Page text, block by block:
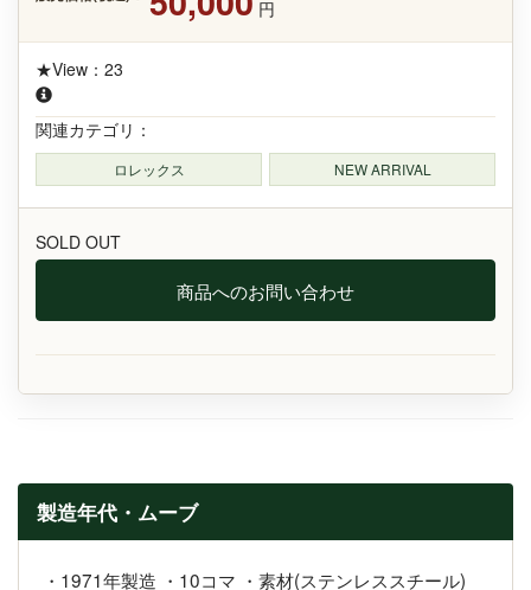
円
★View：23
関連カテゴリ：
ロレックス NEW ARRIVAL
SOLD OUT
商品へのお問い合わせ
製造年代・ムーブ
・1971年製造 ・10コマ ・素材(ステンレススチール)